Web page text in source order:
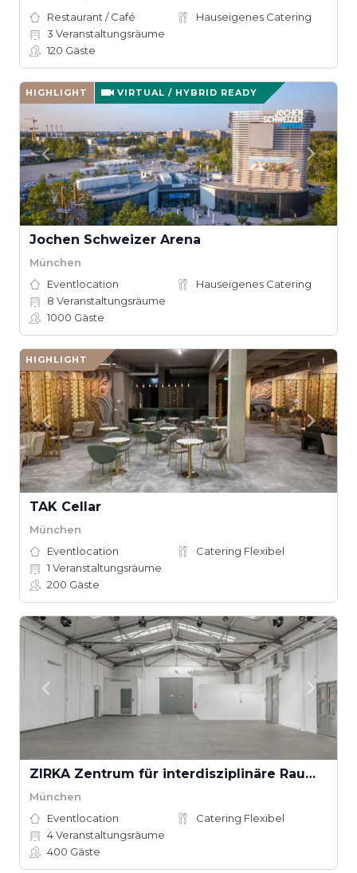
Restaurant / Café
Hauseigenes Catering
3 Veranstaltungsräume
120 Gäste
HIGHLIGHT VIRTUAL / HYBRID READY
Jochen Schweizer Arena
München
Eventlocation
Hauseigenes Catering
8 Veranstaltungsräume
1000 Gäste
HIGHLIGHT
TAK Cellar
München
Eventlocation
Catering Flexibel
1 Veranstaltungsräume
200 Gäste
ZIRKA Zentrum für interdisziplinäre Raum- und Kulturarbeit
München
Eventlocation
Catering Flexibel
4Veranstaltungsräume
400 Gäste